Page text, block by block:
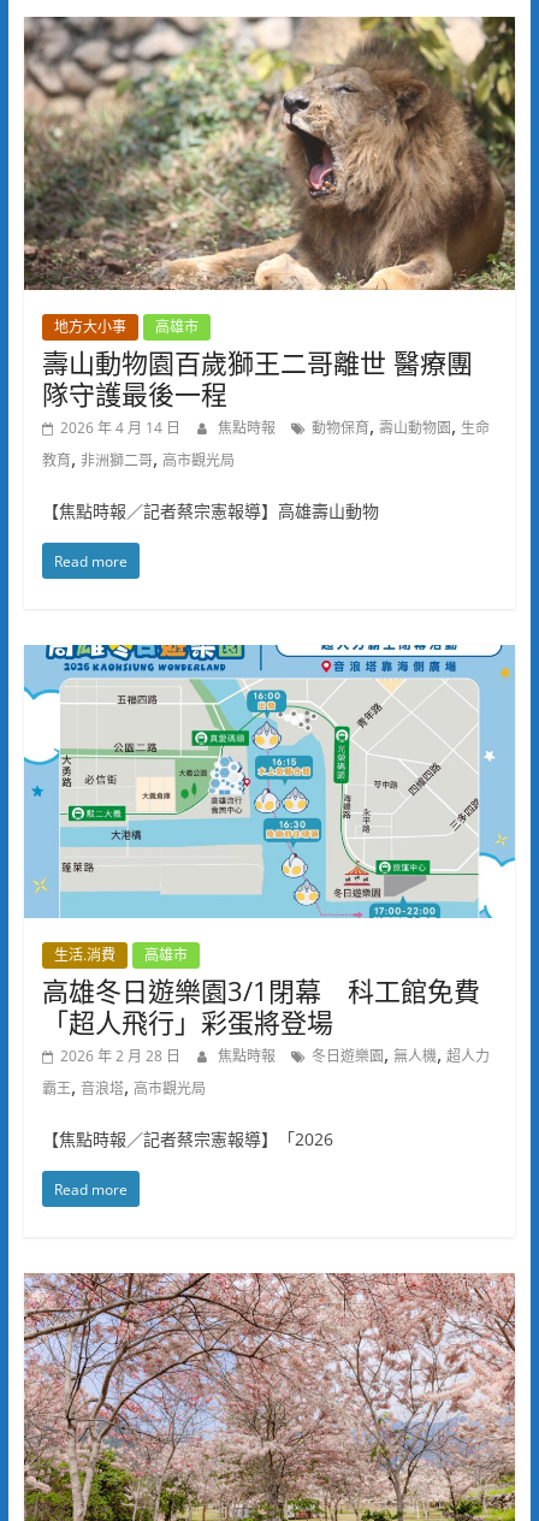
地方大小事 高雄市
壽山動物園百歲獅王二哥離世 醫療團
隊守護最後一程
2026 年 4 月 14 日 焦點時報 動物保育, 壽山動物園, 生命
教育, 非洲獅二哥, 高市觀光局
【焦點時報／記者蔡宗憲報導】高雄壽山動物
Read more
生活.消費 高雄市
高雄冬日遊樂園3/1閉幕 科工館免費
「超人飛行」彩蛋將登場
2026 年 2 月 28 日 焦點時報 冬日遊樂園, 無人機, 超人力
霸王, 音浪塔, 高市觀光局
【焦點時報／記者蔡宗憲報導】「2026
Read more